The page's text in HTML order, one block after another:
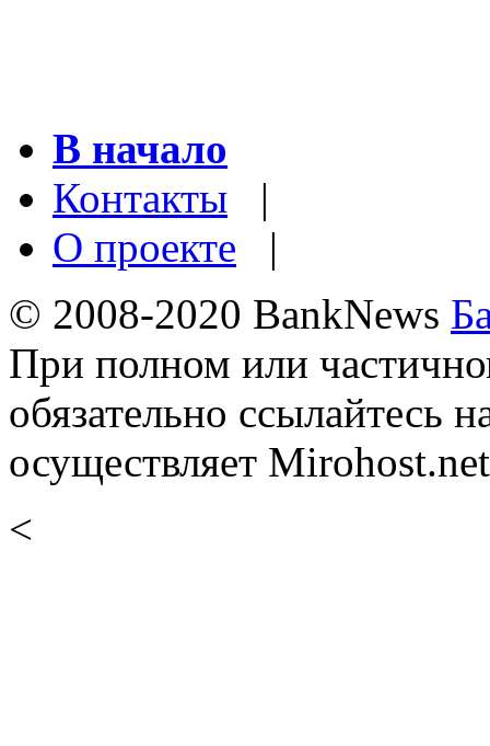
В начало
Контакты |
О проекте |
© 2008-2020 BankNews
При полном или
обязательно ссылайтесь
осуществляет
<